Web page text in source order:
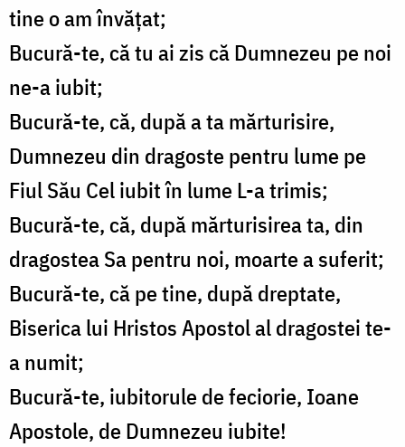
tine o am învăţat;
Bucură-te, că tu ai zis că Dumnezeu pe noi
ne-a iubit;
Bucură-te, că, după a ta mărturisire,
Dumnezeu din dragoste pentru lume pe
Fiul Său Cel iubit în lume L-a trimis;
Bucură-te, că, după mărturisirea ta, din
dragostea Sa pentru noi, moarte a suferit;
Bucură-te, că pe tine, după dreptate,
Biserica lui Hristos Apostol al dragostei te-
a numit;
Bucură-te, iubitorule de feciorie, Ioane
Apostole, de Dumnezeu iubite!